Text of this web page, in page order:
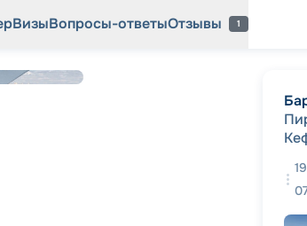
ВизыВопросы-ответыОтзывы 1